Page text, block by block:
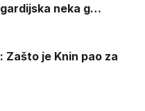
neka g…
Zašto je Knin pao za